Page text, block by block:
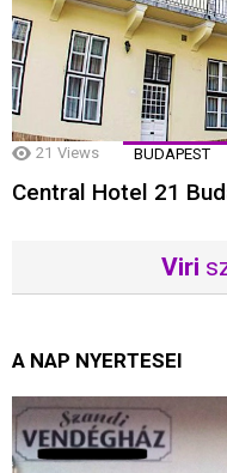
21 Views BUDAPEST
Central Hotel 21
Viri
A NAP NYERTESEI